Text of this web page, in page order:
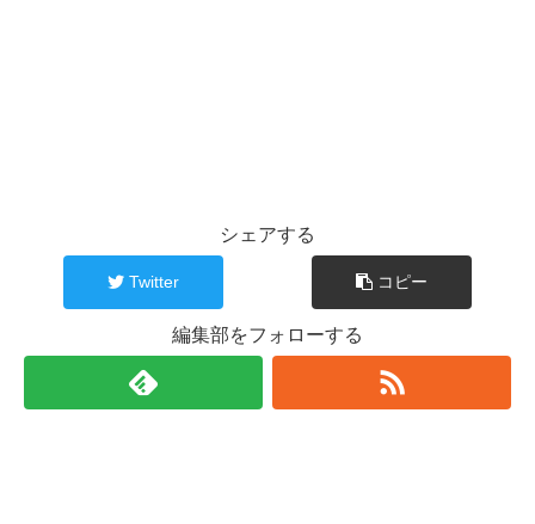
シェアする
Twitter コピー
編集部をフォローする